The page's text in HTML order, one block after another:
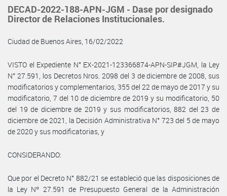
DECAD-2022-188-APN-JGM - Dase por designado
Director de Relaciones Institucionales.
Ciudad de Buenos Aires, 16/02/2022
VISTO el Expediente N° EX-2021-123366874-APN-SIP#JGM, la Ley
N° 27.591, los Decretos Nros. 2098 del 3 de diciembre de 2008, sus
modificatorios y complementarios, 355 del 22 de mayo de 2017 y su
modificatorio, 7 del 10 de diciembre de 2019 y su modificatorio, 50
del 19 de diciembre de 2019 y sus modificatorios, 882 del 23 de
diciembre de 2021, la Decisión Administrativa N° 723 del 5 de mayo
de 2020 y sus modificatorias, y
CONSIDERANDO:
Que por el Decreto N° 882/21 se estableció que las disposiciones de
la Ley Nº 27.591 de Presupuesto General de la Administración